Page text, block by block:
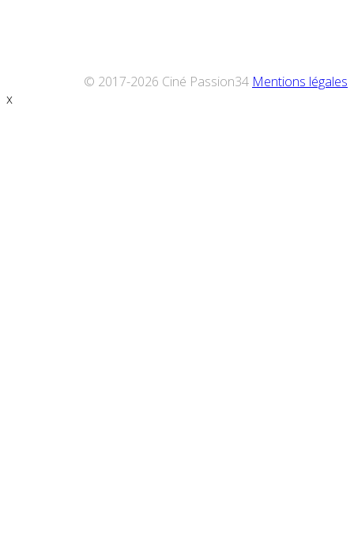
© 2017-2026 Ciné Passion34 Mentions légales
x